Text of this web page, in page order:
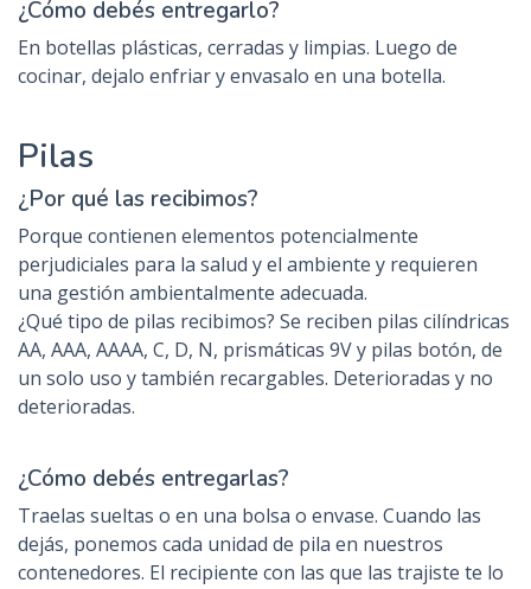
¿Cómo debés entregarlo?
En botellas plásticas, cerradas y limpias. Luego de
cocinar, dejalo enfriar y envasalo en una botella.
Pilas
¿Por qué las recibimos?
Porque contienen elementos potencialmente
perjudiciales para la salud y el ambiente y requieren
una gestión ambientalmente adecuada.
¿Qué tipo de pilas recibimos? Se reciben pilas cilíndricas
AA, AAA, AAAA, C, D, N, prismáticas 9V y pilas botón, de
un solo uso y también recargables. Deterioradas y no
deterioradas.
¿Cómo debés entregarlas?
Traelas sueltas o en una bolsa o envase. Cuando las
dejás, ponemos cada unidad de pila en nuestros
contenedores. El recipiente con las que las trajiste te lo